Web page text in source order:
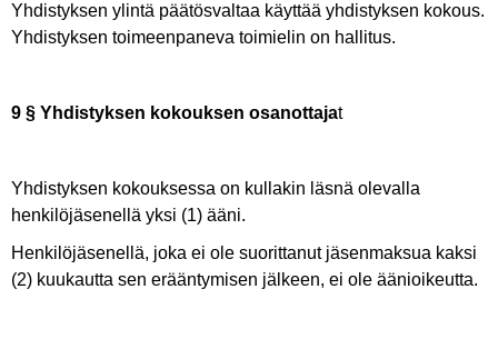
Yhdistyksen ylintä päätösvaltaa käyttää yhdistyksen kokous.
Yhdistyksen toimeenpaneva toimielin on hallitus.
9 § Yhdistyksen kokouksen osanottajat
Yhdistyksen kokouksessa on kullakin läsnä olevalla
henkilöjäsenellä yksi (1) ääni.
Henkilöjäsenellä, joka ei ole suorittanut jäsenmaksua kaksi
(2) kuukautta sen erääntymisen jälkeen, ei ole äänioikeutta.